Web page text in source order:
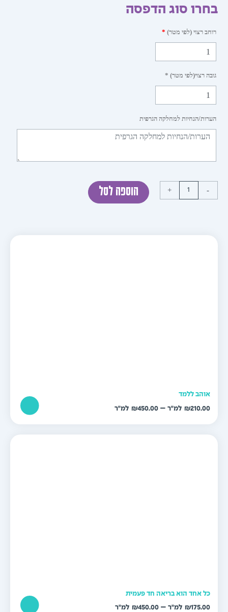
סוג הדפסה
רצוי (לפי מטר)*
רצוי(לפי מטר) *
הנחיות למחלקה הגרפית
+ הוספה לסל
ללמד
₪
–
₪450.00
טווח
אחד הוא בריאה חד פעמית
₪
–
₪450.00
טווח